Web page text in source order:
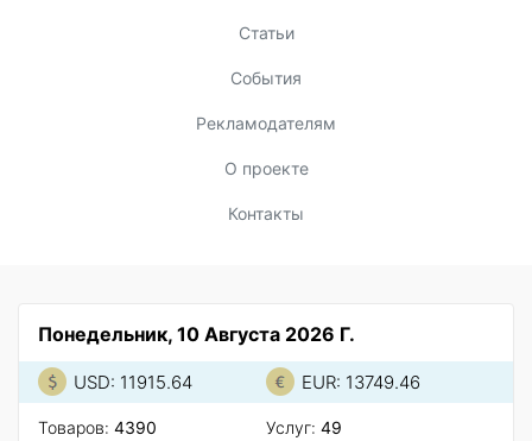
Статьи
События
Рекламодателям
О проекте
Контакты
Понедельник, 10 Августа 2026 Г.
USD: 11915.64 EUR: 13749.46
Товаров: 4390
Услуг: 49